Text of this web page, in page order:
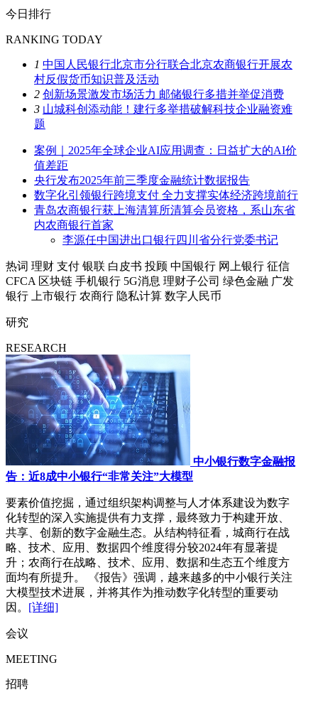
今日排行
RANKING TODAY
1 中国人民银行北京市分行联合北京农商银行开展农
村反假货币知识普及活动
2 创新场景激发市场活力 邮储银行多措并举促消费
3 山城科创添动能！建行多举措破解科技企业融资难
题
案例｜2025年全球企业AI应用调查：日益扩大的AI价
值差距
央行发布2025年前三季度金融统计数据报告
数字化引领银行跨境支付 全力支撑实体经济跨境前行
青岛农商银行获上海清算所清算会员资格，系山东省
内农商银行首家
李源任中国进出口银行四川省分行党委书记
热词 理财 支付 银联 白皮书 投顾 中国银行 网上银行 征信
CFCA 区块链 手机银行 5G消息 理财子公司 绿色金融 广发
银行
上市银行 农商行 隐私计算 数字人民币
研究
RESEARCH
中小银行数字金融报
告：近8成中小银行“非常关注”大模型
要素价值挖掘，通过组织架构调整与人才体系建设为数字
化转型的深入实施提供有力支撑，最终致力于构建开放、
共享、创新的数字金融生态。从结构特征看，城商行在战
略、技术、应用、数据四个维度得分较2024年有显著提
升；农商行在战略、技术、应用、数据和生态五个维度方
面均有所提升。 《报告》强调，越来越多的中小银行关注
大模型技术进展，并将其作为推动数字化转型的重要动
因。 [详细]
会议
MEETING
招聘